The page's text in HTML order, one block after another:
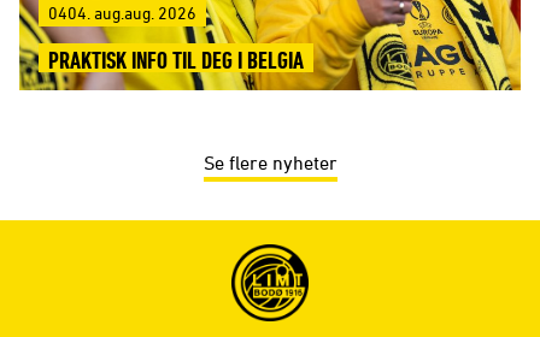
0404. aug.aug. 2026
PRAKTISK INFO TIL DEG I BELGIA
Se flere nyheter